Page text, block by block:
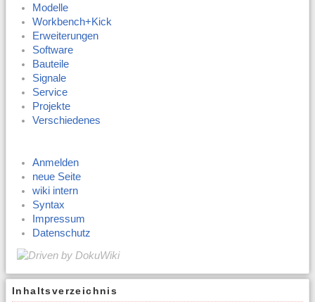
Modelle
Workbench+Kick
Erweiterungen
Software
Bauteile
Signale
Service
Projekte
Verschiedenes
Anmelden
neue Seite
wiki intern
Syntax
Impressum
Datenschutz
Inhaltsverzeichnis